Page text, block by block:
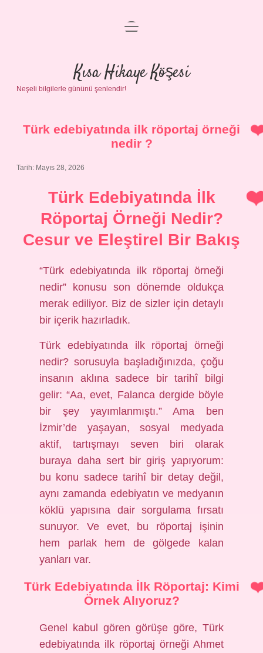
Anasayfa
Gizlilik Politikası
Yasal Uyarı
menüyü
Kısa Hikaye Köşesi
Neşeli bilgilerle gününü şenlendir!
Türk edebiyatında ilk röportaj örneği
nedir ?
Tarih: Mayıs 28, 2026
Türk Edebiyatında İlk
Röportaj Örneği Nedir?
Cesur ve Eleştirel Bir Bakış
“Türk edebiyatında ilk röportaj örneği
nedir” konusu son dönemde oldukça
merak ediliyor. Biz de sizler için detaylı
bir içerik hazırladık.
Türk edebiyatında ilk röportaj örneği
nedir? sorusuyla başladığınızda, çoğu
insanın aklına sadece bir tarihî bilgi
gelir: “Aa, evet, Falanca dergide böyle
bir şey yayımlanmıştı.” Ama ben
İzmir’de yaşayan, sosyal medyada
aktif, tartışmayı seven biri olarak
buraya daha sert bir giriş yapıyorum:
bu konu sadece tarihî bir detay değil,
aynı zamanda edebiyatın ve medyanın
köklü yapısına dair sorgulama fırsatı
sunuyor. Ve evet, bu röportaj işinin
hem parlak hem de gölgede kalan
yanları var.
Türk Edebiyatında İlk Röportaj: Kimi
Örnek Alıyoruz?
Genel kabul gören görüşe göre, Türk
edebiyatında ilk röportaj örneği Ahmet